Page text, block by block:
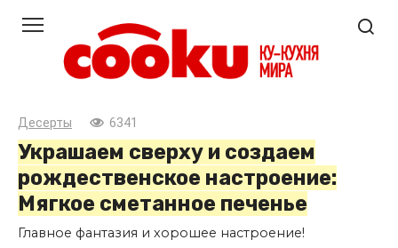
контенту
Десерты 6341
Украшаем сверху и создаем
рождественское настроение:
Мягкое сметанное печенье
Главное фантазия и хорошее настроение!